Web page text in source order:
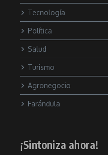
Tecnología
Política
Salud
Turismo
Agronegocio
Farándula
¡Sintoniza ahora!